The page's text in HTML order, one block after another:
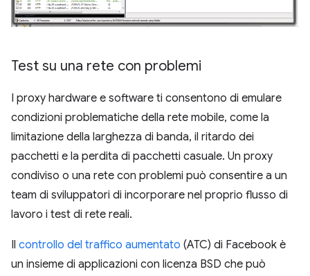
Test su una rete con problemi
I proxy hardware e software ti consentono di emulare
condizioni problematiche della rete mobile, come la
limitazione della larghezza di banda, il ritardo dei
pacchetti e la perdita di pacchetti casuale. Un proxy
condiviso o una rete con problemi può consentire a un
team di sviluppatori di incorporare nel proprio flusso di
lavoro i test di rete reali.
Il controllo del traffico aumentato (ATC) di Facebook è
un insieme di applicazioni con licenza BSD che può